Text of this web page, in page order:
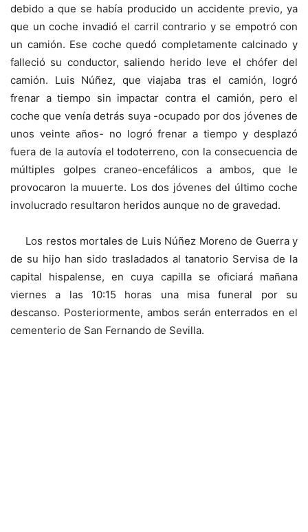
debido a que se había producido un accidente previo, ya
que un coche invadió el carril contrario y se empotró con
un camión. Ese coche quedó completamente calcinado y
falleció su conductor, saliendo herido leve el chófer del
camión. Luis Núñez, que viajaba tras el camión, logró
frenar a tiempo sin impactar contra el camión, pero el
coche que venía detrás suya -ocupado por dos jóvenes de
unos veinte años- no logró frenar a tiempo y desplazó
fuera de la autovía el todoterreno, con la consecuencia de
múltiples golpes craneo-encefálicos a ambos, que le
provocaron la muuerte. Los dos jóvenes del último coche
involucrado resultaron heridos aunque no de gravedad.
Los restos mortales de Luis Núñez Moreno de Guerra y
de su hijo han sido trasladados al tanatorio Servisa de la
capital hispalense, en cuya capilla se oficiará mañana
viernes a las 10:15 horas una misa funeral por su
descanso. Posteriormente, ambos serán enterrados en el
cementerio de San Fernando de Sevilla.